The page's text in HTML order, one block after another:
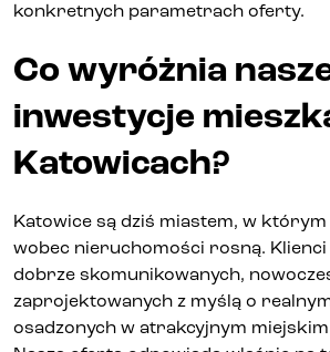
konkretnych parametrach oferty.
Co wyróżnia
inwestycje
Katowicach?
Katowice są dziś miastem, w
wobec nieruchomości rosną.
dobrze skomunikowanych,
zaprojektowanych z myślą o
osadzonych w atrakcyjnym